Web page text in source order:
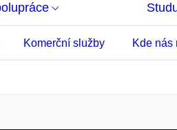
Komerční služby Kde nás